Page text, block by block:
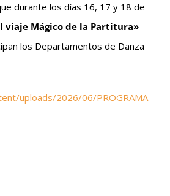
durante los días 16, 17 y 18 de
viaje Mágico de la Partitura»
los Departamentos de Danza
uploads/2026/06/PROGRAMA-